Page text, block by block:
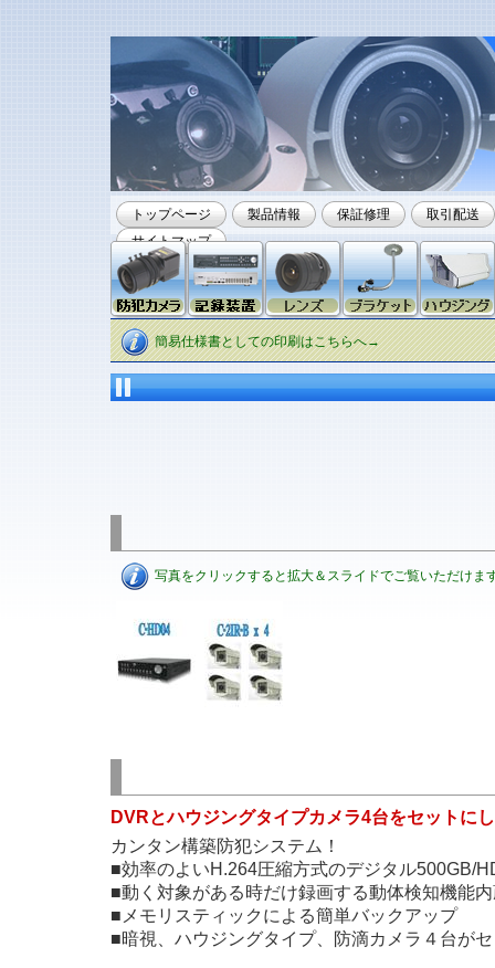
トップページ 製品情報 保証修理
取引配送
サイトマップ
簡易仕様書としての印刷はこちらへ→
写真をクリックすると拡大＆スライドでご覧いただけま
DVRとハウジングタイプカメラ4台をセットに
カンタン構築防犯システム！
■効率のよいH.264圧縮方式のデジタル500GB/
■動く対象がある時だけ録画する動体検知機能
■メモリスティックによる簡単バックアップ
■暗視、ハウジングタイプ、防滴カメラ４台が